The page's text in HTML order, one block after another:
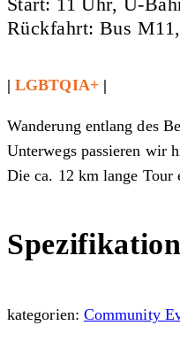
Rückfahrt: Bus
|LGBTQIA+ |
Wanderung entlang des
Unterwegs passieren wir
Die ca. 12 km lange Tour
kategorien: Community